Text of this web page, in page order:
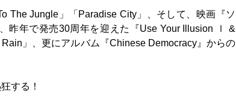
The Jungle」「Paradise City」、そして、映画『ソ
昨年で発売30周年を迎えた『Use Your Illusion ｌ &
」、更にアルバム『Chinese Democracy』からの
する！